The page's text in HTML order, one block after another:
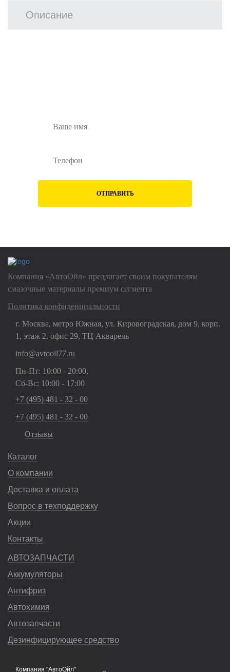
Описание
ОТПРАВИТЬ
Компания «АвтоОйл» предлагает своим покупателям
смазочные материалы премиум сегмента
Политика конфиденциальности
г. Москва, метро Южная, ул. Кировоградская, дом 9, корп.
1, этаж 2. офис 29, ТЦ Акварель
info@avtooil77.ru
Пн-Пт: 10:00 - 20:00,
Сб-Вс: 10:00 - 17:00
+7 (495) 481 - 32 - 00
+7 (495) 481 - 32 - 00
Отзывы
Каталог
О компании
Доставка и оплата
Вопрос в техподдержку
Акции
Контакты
АВТОЗАПЧАСТИ
Аккумуляторы
Антифриз
Автохимия
Автозапчасти
Дезинфицирующее средство
Компания "АвтоОйл"